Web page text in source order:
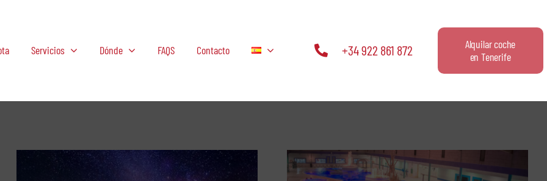
Servicios Dónde FAQS Contacto +34 922 861 872
Alquilar coche
en Tenerife